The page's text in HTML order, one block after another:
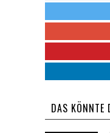
DAS KÖNNTE